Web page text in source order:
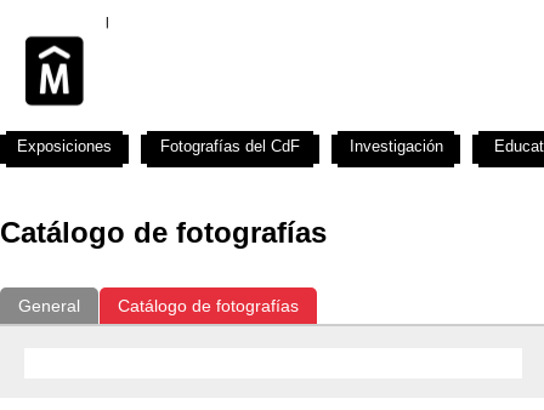
Catálogo de fotografías
General Catálogo de fotografías
Exposiciones Fotografías del CdF Investigación